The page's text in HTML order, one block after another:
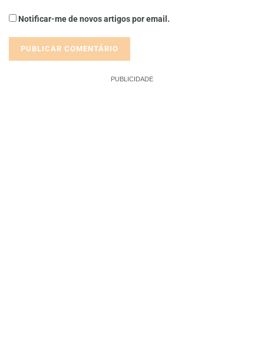
Notificar-me de novos artigos por email.
PUBLICIDADE